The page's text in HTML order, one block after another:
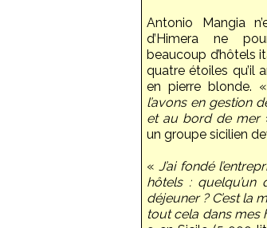
Antonio Mangia
d’Himera ne
beaucoup d’hôtels
quatre étoiles qu’il
en pierre blonde. «
l’avons en gestion
et au bord de mer
un groupe sicilien
«J’ai fondé
hôtels :
déjeuner ? C’est la
tout cela dans mes